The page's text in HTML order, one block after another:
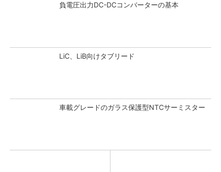
負電圧出力DC-DCコンバーターの基本
LiC、LiB向けタブリード
車載グレードのガラス保護型NTCサーミスター